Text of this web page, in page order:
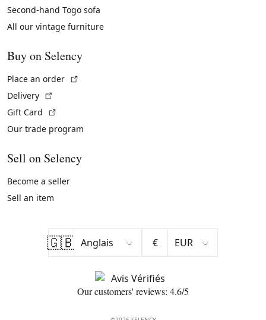
Second-hand Togo sofa
All our vintage furniture
Buy on Selency
Place an order
Delivery
Gift Card
Our trade program
Sell on Selency
Become a seller
Sell an item
🇬🇧 €
Our customers' reviews: 4.6/5